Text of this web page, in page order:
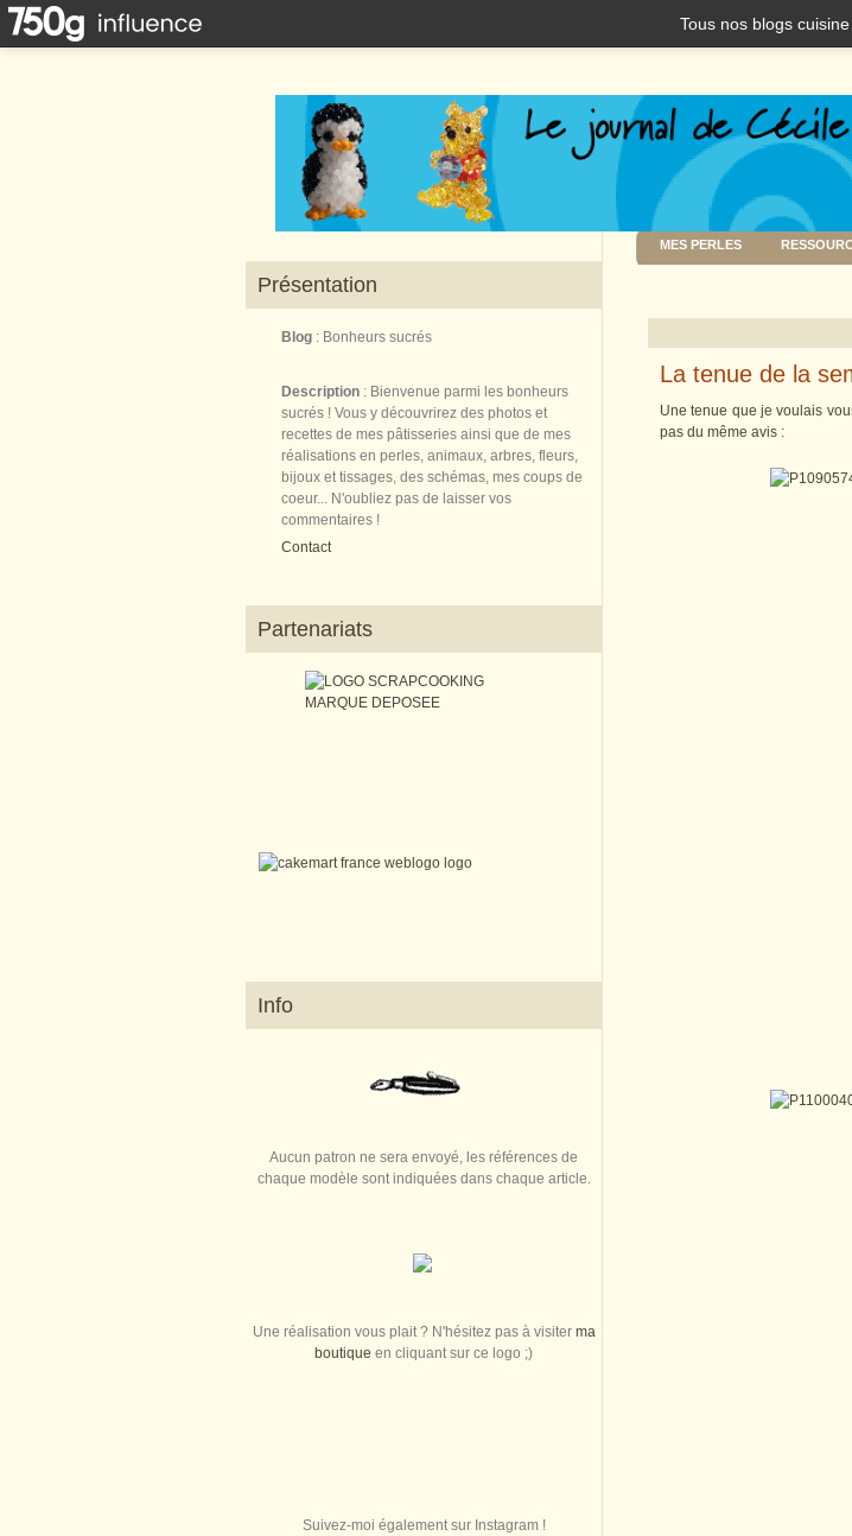
Tous nos blogs cuisine
Présentation
Blog : Bonheurs sucrés
Description : Bienvenue parmi les bonheurs
sucrés ! Vous y découvrirez des photos et
recettes de mes pâtisseries ainsi que de mes
réalisations en perles, animaux, arbres, fleurs,
bijoux et tissages, des schémas, mes coups de
coeur... N'oubliez pas de laisser vos
commentaires !
Contact
Partenariats
Info
Aucun patron ne sera envoyé, les références de
chaque modèle sont indiquées dans chaque article.
Une réalisation vous plait ? N'hésitez pas à visiter ma
boutique en cliquant sur ce logo ;)
Suivez-moi également sur Instagram !
MES PERLES
La tenue de la
Une tenue que je voulais
pas du même avis :